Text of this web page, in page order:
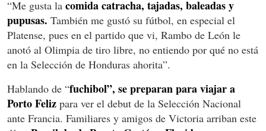
“Me gusta la comida catracha, tajadas, baleadas y
pupusas. También me gustó su fútbol, en especial el
Platense, pues en el partido que vi, Rambo de León le
anotó al Olimpia de tiro libre, no entiendo por qué no está
en la Selección de Honduras ahorita”.
Hablando de “fuchibol”, se preparan para viajar a
Porto Feliz para ver el debut de la Selección Nacional
ante Francia. Familiares y amigos de Victoria arriban este